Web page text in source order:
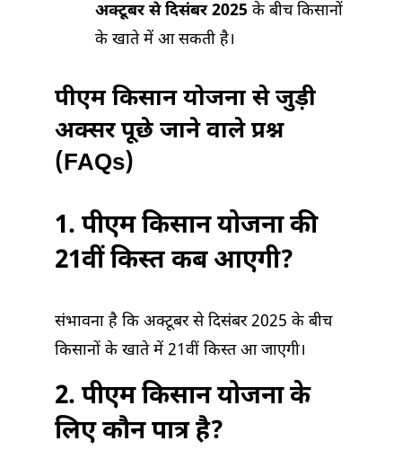
अक्टूबर से दिसंबर 2025 के बीच किसानों
के खाते में आ सकती है।
पीएम किसान योजना से जुड़ी
अक्सर पूछे जाने वाले प्रश्न
(FAQs)
1. पीएम किसान योजना की
21वीं किस्त कब आएगी?
संभावना है कि अक्टूबर से दिसंबर 2025 के बीच
किसानों के खाते में 21वीं किस्त आ जाएगी।
2. पीएम किसान योजना के
लिए कौन पात्र है?